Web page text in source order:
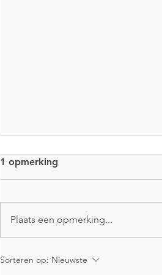
Gratis cursus 'Goed met
1 opmerking
Plaats een opmerking...
Sorteren op: Nieuwste